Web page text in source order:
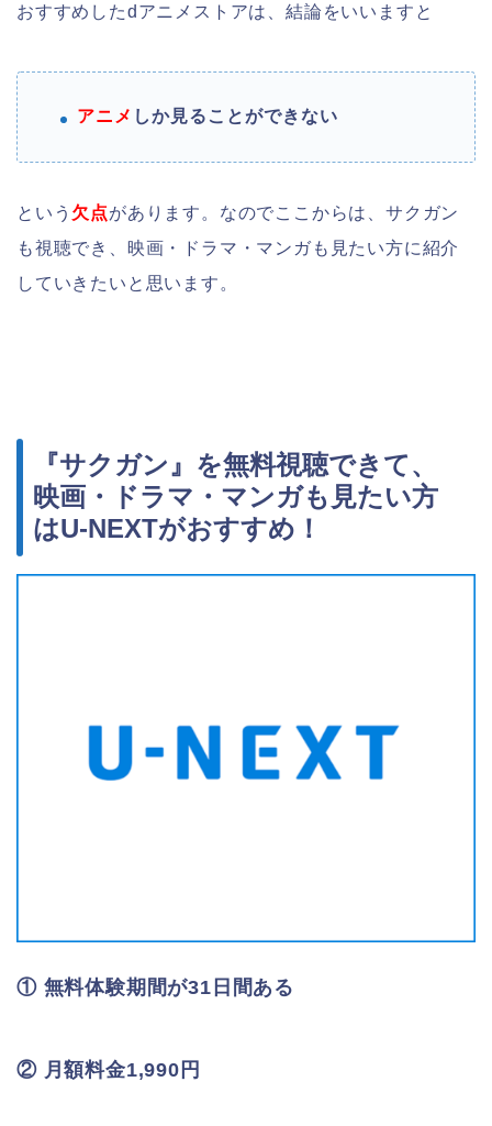
おすすめしたdアニメストアは、結論をいいますと
アニメ しか見ることができない
という 欠点があります。なのでここからは、サクガン
も視聴でき、 映画・ドラマ・マンガも見たい方に紹介
していきたいと思います。
『サクガン』を無料視聴できて、
映画・ドラマ・マンガも見たい方
はU-NEXTがおすすめ！
① 無料体験期間が31日間ある
② 月額料金1,990円